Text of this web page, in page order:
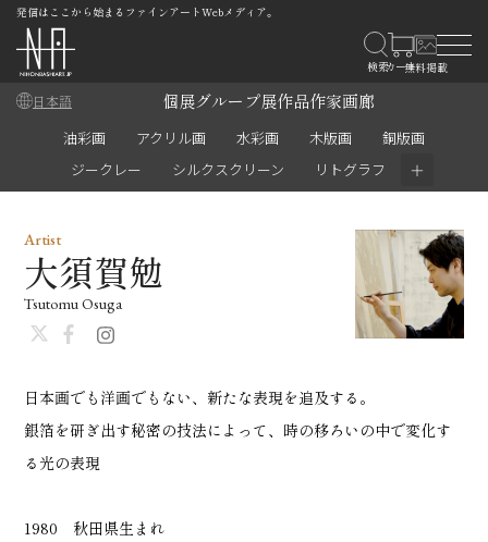
発信はここから始まるファインアートWebメディア。
日本語 個展グループ展作品作家画廊
油彩画 アクリル画 水彩画 木版画
銅版画
ジークレー
シルクスクリーン リトグラフ ＋
日本画でも洋画でもない、新たな表現を追及する。
銀箔を研ぎ出す秘密の技法によって、時の移ろいの中で変化す
る光の表現
1980 秋田県生まれ
Artist
大須賀勉
Tsutomu Osuga